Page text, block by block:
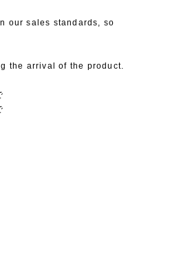
our sales standards, so
the arrival of the product.